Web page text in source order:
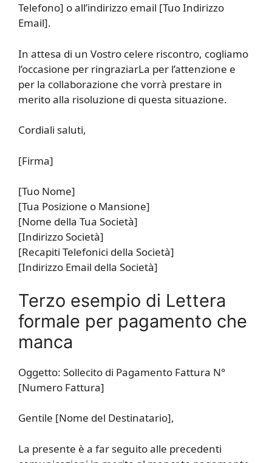
Telefono] o all’indirizzo email [Tuo Indirizzo
Email].
In attesa di un Vostro celere riscontro, cogliamo
l’occasione per ringraziarLa per l’attenzione e
per la collaborazione che vorrà prestare in
merito alla risoluzione di questa situazione.
Cordiali saluti,
[Firma]
[Tuo Nome]
[Tua Posizione o Mansione]
[Nome della Tua Società]
[Indirizzo Società]
[Recapiti Telefonici della Società]
[Indirizzo Email della Società]
Terzo esempio di Lettera
formale per pagamento che
manca
Oggetto: Sollecito di Pagamento Fattura N°
[Numero Fattura]
Gentile [Nome del Destinatario],
La presente è a far seguito alle precedenti